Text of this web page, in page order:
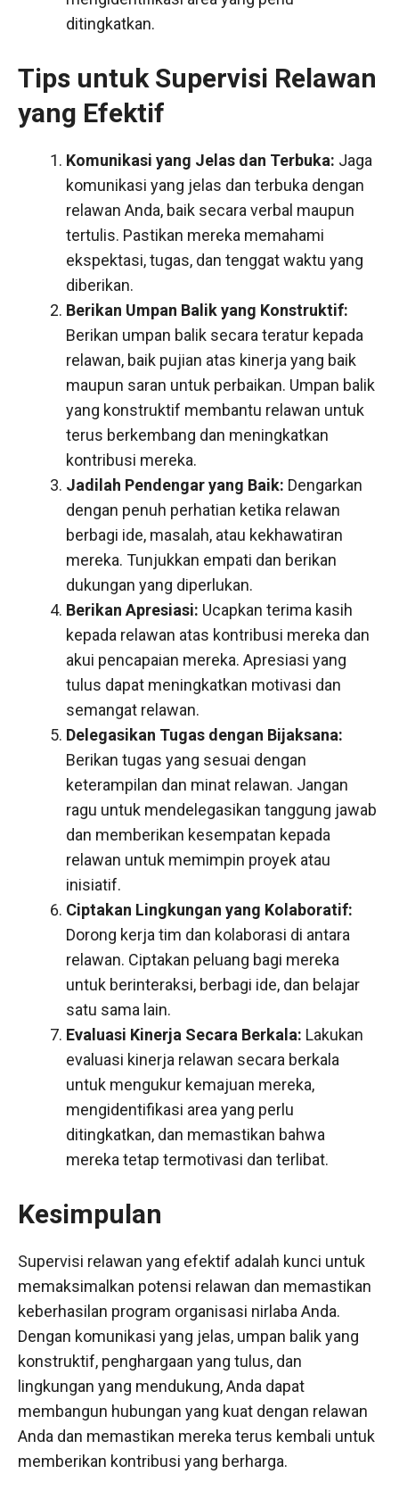
ditingkatkan.
Tips untuk Supervisi Relawan
yang Efektif
Komunikasi yang Jelas dan Terbuka: Jaga
komunikasi yang jelas dan terbuka dengan
relawan Anda, baik secara verbal maupun
tertulis. Pastikan mereka memahami
ekspektasi, tugas, dan tenggat waktu yang
diberikan.
Berikan Umpan Balik yang Konstruktif:
Berikan umpan balik secara teratur kepada
relawan, baik pujian atas kinerja yang baik
maupun saran untuk perbaikan. Umpan balik
yang konstruktif membantu relawan untuk
terus berkembang dan meningkatkan
kontribusi mereka.
Jadilah Pendengar yang Baik: Dengarkan
dengan penuh perhatian ketika relawan
berbagi ide, masalah, atau kekhawatiran
mereka. Tunjukkan empati dan berikan
dukungan yang diperlukan.
Berikan Apresiasi: Ucapkan terima kasih
kepada relawan atas kontribusi mereka dan
akui pencapaian mereka. Apresiasi yang
tulus dapat meningkatkan motivasi dan
semangat relawan.
Delegasikan Tugas dengan Bijaksana:
Berikan tugas yang sesuai dengan
keterampilan dan minat relawan. Jangan
ragu untuk mendelegasikan tanggung jawab
dan memberikan kesempatan kepada
relawan untuk memimpin proyek atau
inisiatif.
Ciptakan Lingkungan yang Kolaboratif:
Dorong kerja tim dan kolaborasi di antara
relawan. Ciptakan peluang bagi mereka
untuk berinteraksi, berbagi ide, dan belajar
satu sama lain.
Evaluasi Kinerja Secara Berkala: Lakukan
evaluasi kinerja relawan secara berkala
untuk mengukur kemajuan mereka,
mengidentifikasi area yang perlu
ditingkatkan, dan memastikan bahwa
mereka tetap termotivasi dan terlibat.
Kesimpulan
Supervisi relawan yang efektif adalah kunci untuk
memaksimalkan potensi relawan dan memastikan
keberhasilan program organisasi nirlaba Anda.
Dengan komunikasi yang jelas, umpan balik yang
konstruktif, penghargaan yang tulus, dan
lingkungan yang mendukung, Anda dapat
membangun hubungan yang kuat dengan relawan
Anda dan memastikan mereka terus kembali untuk
memberikan kontribusi yang berharga.